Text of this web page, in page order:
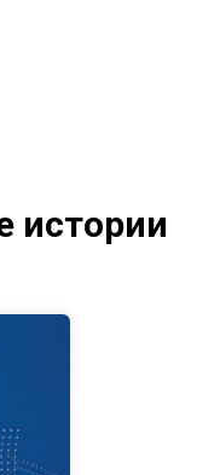
истории